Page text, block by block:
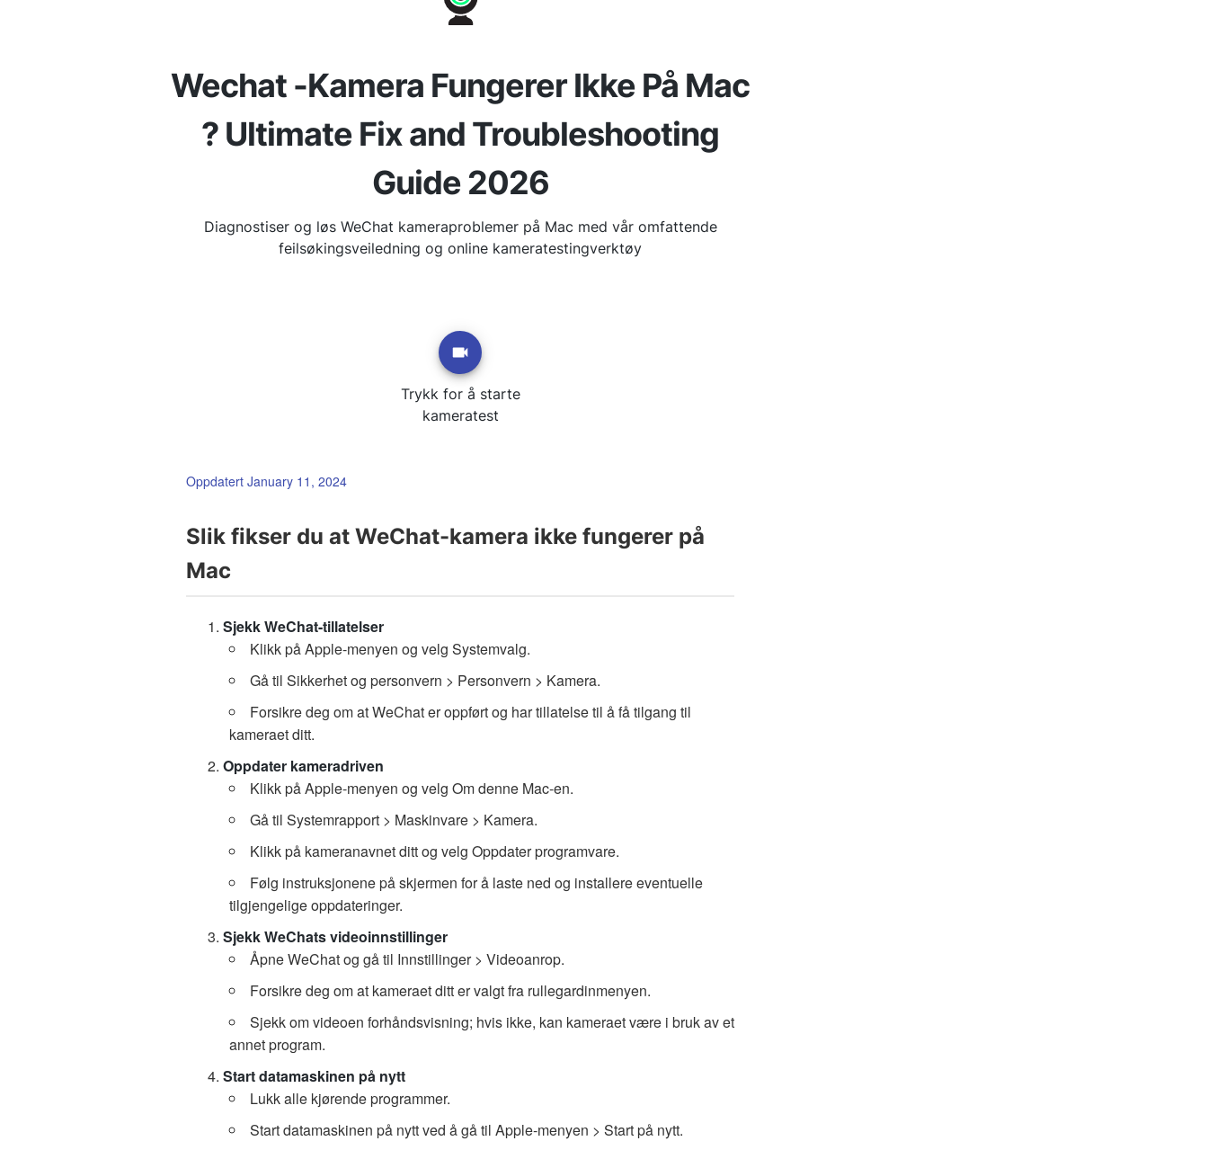
Wechat -Kamera Fungerer Ikke På Mac
? Ultimate Fix and Troubleshooting
Guide 2026
Diagnostiser og løs WeChat kameraproblemer på Mac med vår omfattende
feilsøkingsveiledning og online kameratestingverktøy
Trykk for å starte
kameratest
Oppdatert January 11, 2024
Slik fikser du at WeChat-kamera ikke fungerer på
Mac
Sjekk WeChat-tillatelser
Klikk på Apple-menyen og velg Systemvalg.
Gå til Sikkerhet og personvern > Personvern > Kamera.
Forsikre deg om at WeChat er oppført og har tillatelse til å få tilgang til
kameraet ditt.
Oppdater kameradriven
Klikk på Apple-menyen og velg Om denne Mac-en.
Gå til Systemrapport > Maskinvare > Kamera.
Klikk på kameranavnet ditt og velg Oppdater programvare.
Følg instruksjonene på skjermen for å laste ned og installere eventuelle
tilgjengelige oppdateringer.
Sjekk WeChats videoinnstillinger
Åpne WeChat og gå til Innstillinger > Videoanrop.
Forsikre deg om at kameraet ditt er valgt fra rullegardinmenyen.
Sjekk om videoen forhåndsvisning; hvis ikke, kan kameraet være i bruk av et
annet program.
Start datamaskinen på nytt
Lukk alle kjørende programmer.
Start datamaskinen på nytt ved å gå til Apple-menyen > Start på nytt.